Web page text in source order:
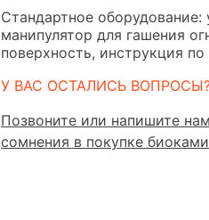
Стандартное оборудование:
манипулятор для гашения
поверхность, инструкция
У ВАС ОСТАЛИСЬ
Позвоните или напишите
сомнения в покупке